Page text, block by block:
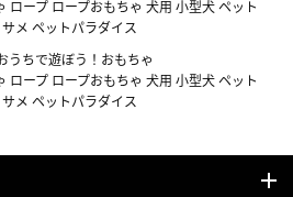
ロープ ロープおもちゃ 犬用 小型犬 ペット
メ ペットパラダイス
うちで遊ぼう！おもちゃ
ロープ ロープおもちゃ 犬用 小型犬 ペット
メ ペットパラダイス